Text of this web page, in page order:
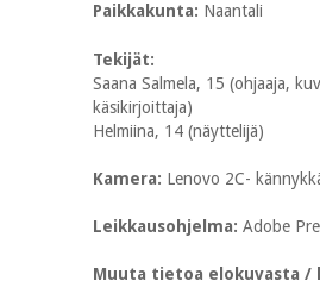
Paikkakunta: Naantali
Tekijät:
Saana Salmela, 15 (ohjaaja,
käsikirjoittaja)
Helmiina, 14 (näyttelijä)
Kamera: Lenovo 2C-
Leikkausohjelma: Adobe
Muuta tietoa elokuvasta /